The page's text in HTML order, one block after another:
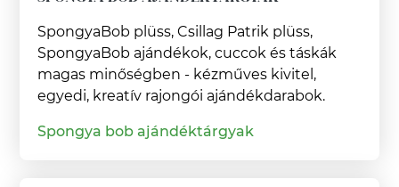
SpongyaBob plüss, Csillag Patrik plüss,
SpongyaBob ajándékok, cuccok és táskák
magas minőségben - kézműves kivitel,
egyedi, kreatív rajongói ajándékdarabok.
Spongya bob ajándéktárgyak